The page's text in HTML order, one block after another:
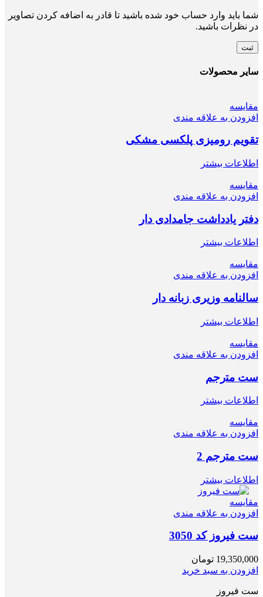
شما باید وارد حساب خود شده باشید تا قادر به اضافه کردن تصاویر
در نظرات باشید.
سایر محصولات
مقایسه
افزودن به علاقه مندی
تقویم رومیزی پلکسی مشکی
اطلاعات بیشتر
مقایسه
افزودن به علاقه مندی
دفتر یادداشت جامدادی دار
اطلاعات بیشتر
مقایسه
افزودن به علاقه مندی
سالنامه وزیری زبانه دار
اطلاعات بیشتر
مقایسه
افزودن به علاقه مندی
ﺳﺖ ﻣﺘرﺟﻢ
اطلاعات بیشتر
مقایسه
افزودن به علاقه مندی
ﺳﺖ ﻣﺘرﺟﻢ 2
اطلاعات بیشتر
مقایسه
افزودن به علاقه مندی
ست فیروز کد 3050
19,350,000 تومان
افزودن به سبد خرید
ست فیروز